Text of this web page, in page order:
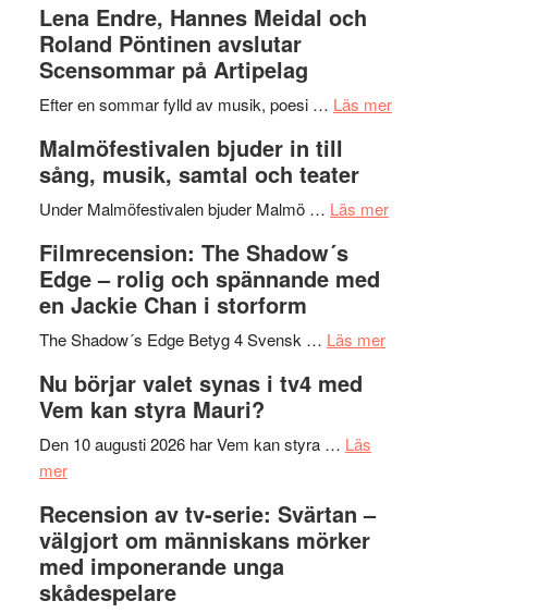
vidsträckta
Trustorhärvan
–
fascinerande,
spännande
ger
mycket
att
på
Lena Endre, Hannes Meidal och
Roland Pöntinen avslutar
Scensommar på Artipelag
Efter en sommar fylld av musik, poesi … Läs merom
Malmöfestivalen bjuder in till
sång, musik, samtal och teater
Under Malmöfestivalen bjuder Malmö … Läs merom
Filmrecension: The Shadow´s
Edge – rolig och spännande med
en Jackie Chan i storform
The Shadow´s Edge Betyg 4 Svensk … Läs merom
Nu börjar valet synas i tv4 med
Vem kan styra Mauri?
Den 10 augusti 2026 har Vem kan styra … Läs
merom
börjar
valet
synas
i
Recension av tv-serie: Svärtan –
välgjort om människans mörker
med imponerande unga
skådespelare